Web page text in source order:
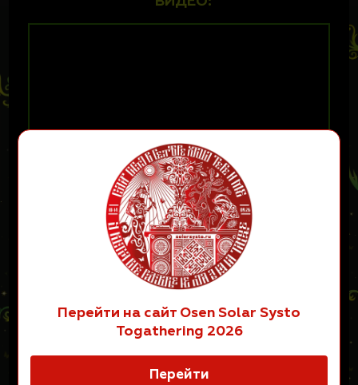
ТАКЖЕ НА ЭТОЙ СЦЕНЕ:
Перейти на сайт Osen Solar Systo
Togathering 2026
Перейти